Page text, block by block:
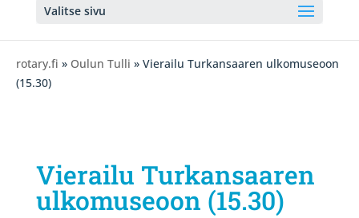
Valitse sivu
rotary.fi » Oulun Tulli » Vierailu Turkansaaren ulkomuseoon
(15.30)
Vierailu Turkansaaren
ulkomuseoon (15.30)